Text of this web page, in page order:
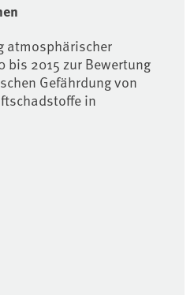
atmosphärischer
bis 2015 zur Bewertung
Gefährdung von
in